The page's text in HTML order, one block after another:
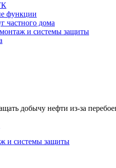
функции
частного дома
и системы защиты
добычу нефти из-за
и системы защиты